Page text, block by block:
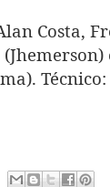
Costa,